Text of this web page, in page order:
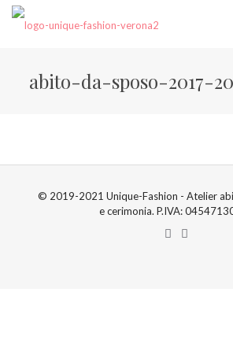
abito-da-sposo-2017-
© 2019-2021 Unique-Fashion - Atelier
e cerimonia. P.IVA: